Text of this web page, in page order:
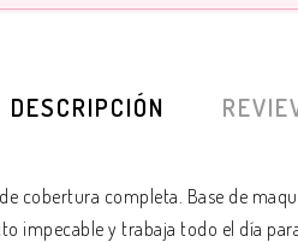
DESCRIPCIÓN
cobertura completa. Base de
impecable y trabaja todo el día